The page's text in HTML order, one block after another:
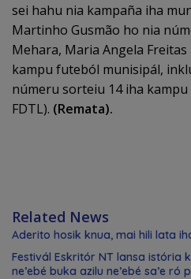
sei hahu nia kampaña iha
Martinho Gusmão ho nia
Mehara, Maria Angela
kampu futeból munisipál,
númeru sorteiu 14 iha
FDTL). (Remata).
Related News
Aderito hosik knua, mai hili lata
Festivál Eskritór NT lansa istória
ne’ebé buka azilu ne’ebé sa’e